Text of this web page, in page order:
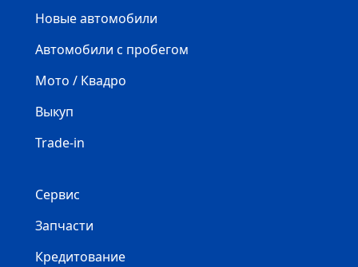
Новые автомобили
Автомобили с пробегом
Мото / Квадро
Выкуп
Trade-in
Сервис
Запчасти
Кредитование